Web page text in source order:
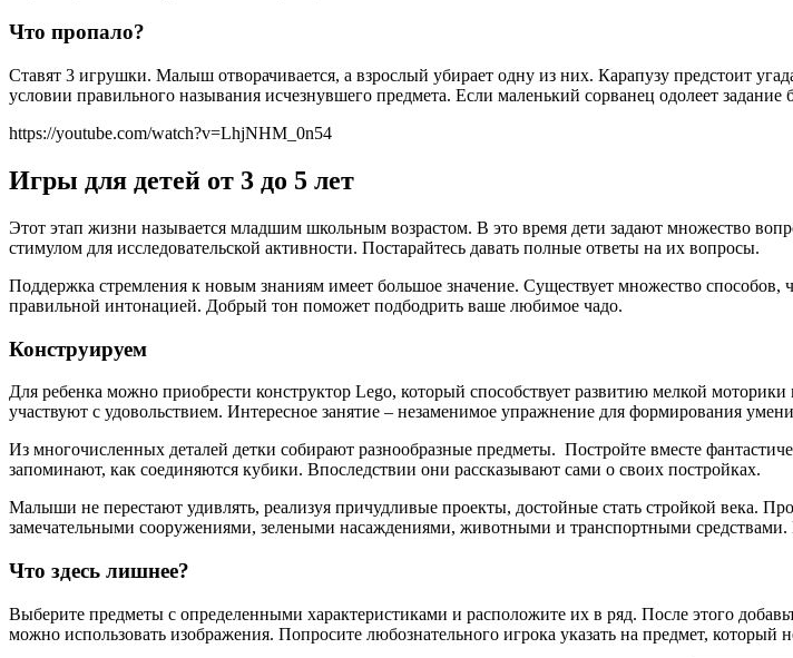
Что пропало?
Ставят 3 игрушки. Малыш отворачивается, а взрослый убирает одну из них. Карапузу предстоит
условии правильного называния исчезнувшего предмета. Если маленький сорванец одолеет
https://youtube.com/watch?v=LhjNHM_0n54
Игры для детей от 3 до 5 лет
Этот этап жизни называется младшим школьным возрастом. В это время дети задают множество
стимулом для исследовательской активности. Постарайтесь давать полные ответы на их вопросы.
Поддержка стремления к новым знаниям имеет большое значение. Существует множество способов,
правильной интонацией. Добрый тон поможет подбодрить ваше любимое чадо.
Конструируем
Для ребенка можно приобрести конструктор Lego, который способствует развитию мелкой
участвуют с удовольствием. Интересное занятие – незаменимое упражнение для формирования
Из многочисленных деталей детки собирают разнообразные предметы. Постройте вместе
запоминают, как соединяются кубики. Впоследствии они рассказывают сами о своих постройках.
Малыши не перестают удивлять, реализуя причудливые проекты, достойные стать стройкой века.
замечательными сооружениями, зелеными насаждениями, животными и транспортными средствами.
Что здесь лишнее?
Выберите предметы с определенными характеристиками и расположите их в ряд. После этого
можно использовать изображения. Попросите любознательного игрока указать на предмет, который